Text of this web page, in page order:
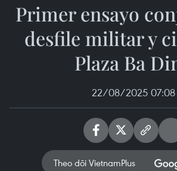
Primer ensayo
desfile militar y
Plaza Ba
22/08/2025 07:08
Theo dõi VietnamPlus